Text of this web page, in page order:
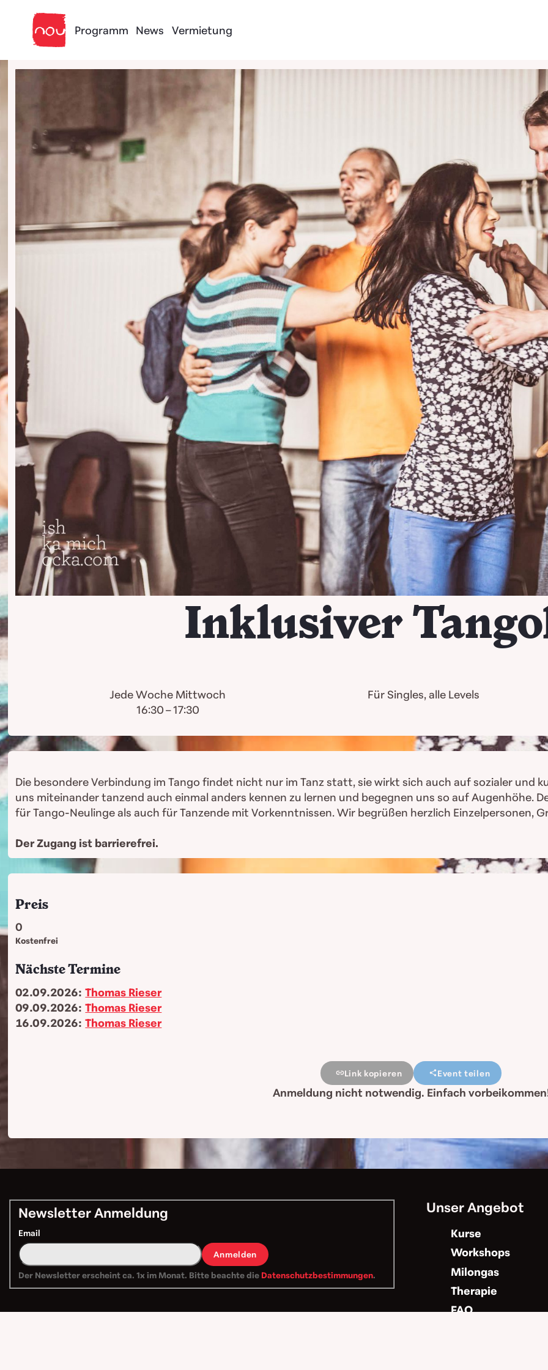
Programm
News Vermietung
Inklusiver
Jede Woche Mittwoch
16:30 – 17:30
Für Singles, alle Levels
Die besondere Verbindung im Tango findet nicht nur im Tanz statt, sie wirkt sich auch auf sozialer und
uns miteinander tanzend auch einmal anders kennen zu lernen und begegnen uns so auf Augenhöhe.
für Tango-Neulinge als auch für Tanzende mit Vorkenntnissen. Wir begrüßen herzlich Einzelpersonen,
Der Zugang ist barrierefrei.
Preis
Kostenfrei
0
Nächste Termine
02.09.2026: Thomas Rieser
09.09.2026: Thomas Rieser
16.09.2026: Thomas Rieser
Link kopieren Event teilen
Anmeldung nicht notwendig. Einfach
Newsletter Anmeldung
Email
Anmelden
Der Newsletter erscheint ca. 1x im Monat. Bitte beachte die Datenschutzbestimmungen.
Unser Angebot
Kurse
Workshops
Milongas
Therapie
FAQ